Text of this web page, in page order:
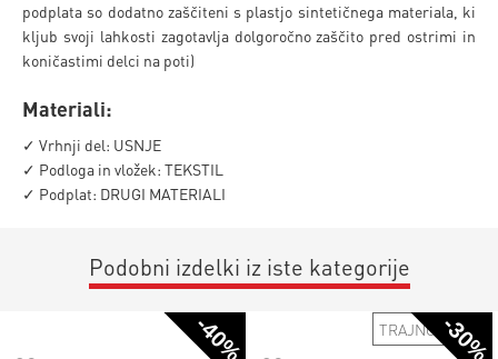
podplata so dodatno zaščiteni s plastjo sintetičnega materiala, ki
kljub svoji lahkosti zagotavlja dolgoročno zaščito pred ostrimi in
koničastimi delci na poti)
Materiali:
✓ Vrhnji del: USNJE
✓ Podloga in vložek: TEKSTIL
✓ Podplat: DRUGI MATERIALI
Podobni izdelki iz iste kategorije
-40% -30%
TRAJNOSTNO